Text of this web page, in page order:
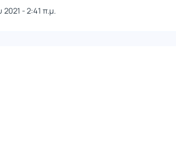
- 2:41 π.μ.